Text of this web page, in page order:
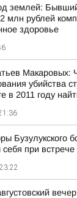
землей:
млн рублей
здоровье
Макаровых:
убийства
в 2011 году
Бузулукского
себя при